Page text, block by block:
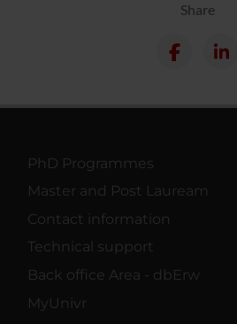
Share
PhD Programmes
Master and Post Lauream
Contact information
Technical support
Back office Area - dbErw
MyUnivr